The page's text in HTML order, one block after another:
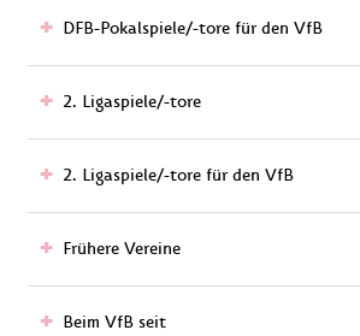
DFB-Pokalspiele/-tore für den VfB
2. Ligaspiele/-tore
2. Ligaspiele/-tore für den VfB
Frühere Vereine
Beim VfB seit